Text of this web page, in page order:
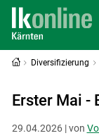
Diversifizierung
Erster Mai -
29.04.2026 | von